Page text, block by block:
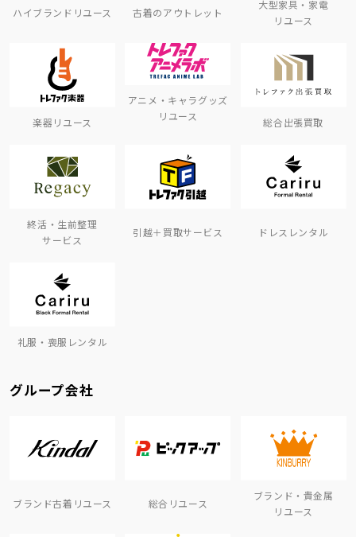
ハイブランドリユース 古着のアウトレット
大型家具・家電
リユース
楽器リユース
アニメ・キャラグッズ
リユース
総合出張買取
終活・生前整理
サービス
引越＋買取サービス ドレスレンタル
礼服・喪服レンタル
グループ会社
ブランド古着リユース 総合リユース
ブランド・貴金属
リユース